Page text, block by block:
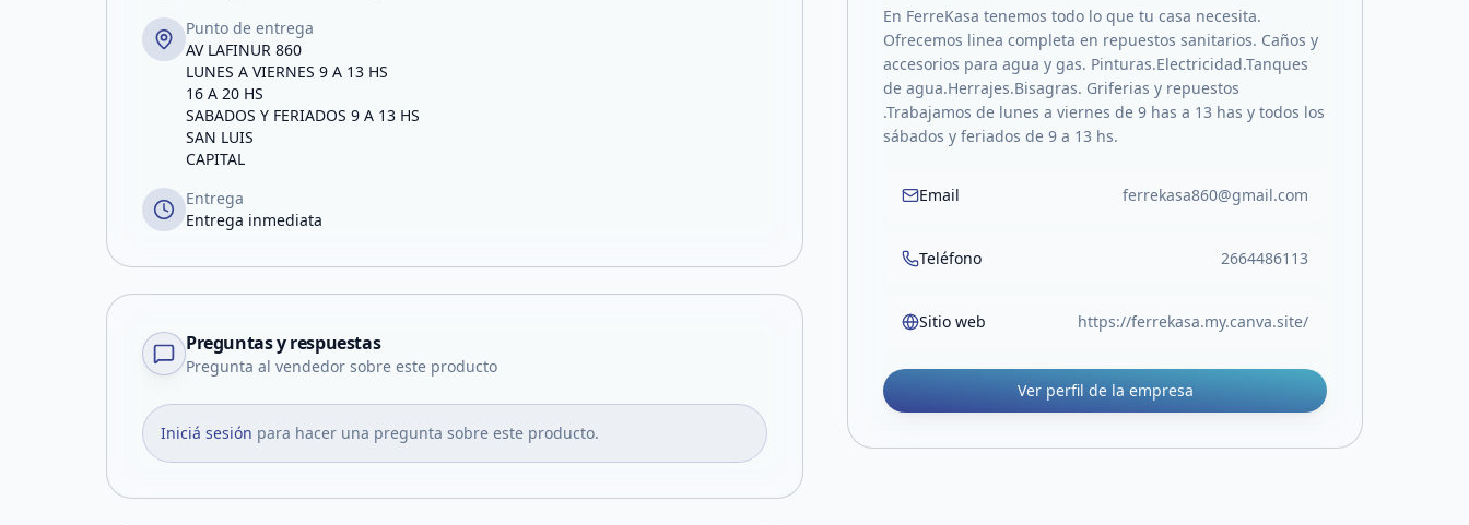
Punto de entrega
AV LAFINUR 860
LUNES A VIERNES 9 A 13 HS
16 A 20 HS
SABADOS Y FERIADOS 9 A 13 HS
SAN LUIS
CAPITAL
Entrega
Entrega inmediata
Preguntas y respuestas
Pregunta al vendedor sobre este producto
Iniciá sesión para hacer una pregunta sobre este producto.
En FerreKasa tenemos todo lo que tu casa necesita.
Ofrecemos linea completa en repuestos sanitarios. Caños y
accesorios para agua y gas. Pinturas.Electricidad.Tanques
de agua.Herrajes.Bisagras. Griferias y repuestos
.Trabajamos de lunes a viernes de 9 has a 13 has y todos los
sábados y feriados de 9 a 13 hs.
Email ferrekasa860@gmail.com
Teléfono 2664486113
Sitio web https://ferrekasa.my.canva.site/
Ver perfil de la empresa